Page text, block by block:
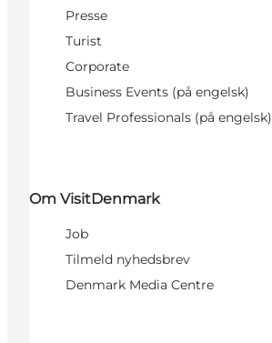
Presse
Turist
Corporate
Business Events (på engelsk)
Travel Professionals (på engelsk)
Om VisitDenmark
Job
Tilmeld nyhedsbrev
Denmark Media Centre